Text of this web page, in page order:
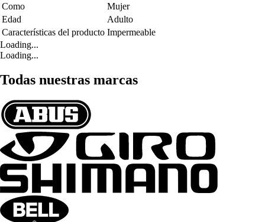
Como
Mujer
Edad
Adulto
Características del producto Impermeable
Loading...
Loading...
Todas nuestras marcas